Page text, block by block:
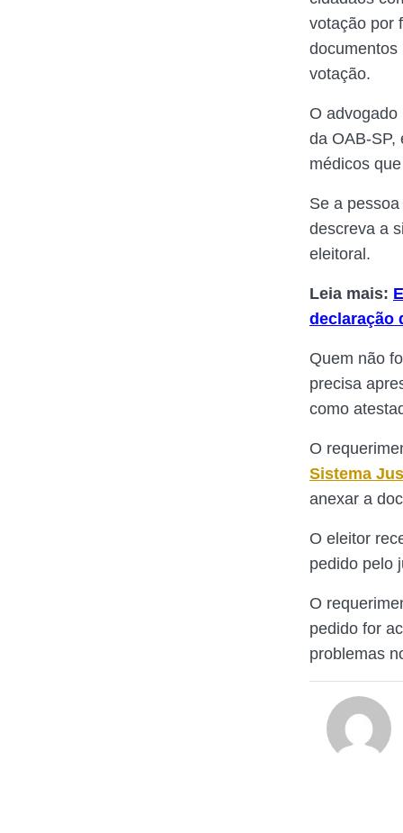
votação por
documentos
votação.
O
da OAB-SP,
médicos
Se a
descreva a
eleitoral.
Leia mais:
declaração
Quem não
precisa
como
O
Sistema
anexar a
O eleitor
pedido pelo
O
pedido for
problemas